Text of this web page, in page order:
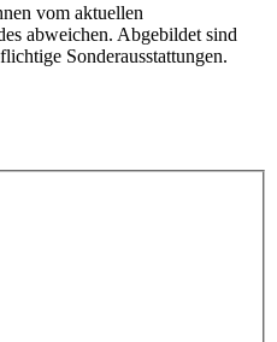
vom aktuellen
abweichen. Abgebildet sind
Sonderausstattungen.